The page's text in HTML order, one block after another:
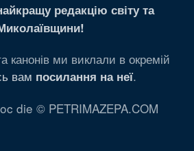
редакцію світу та
канонів ми виклали в окремій
вам посилання на неї.
die © PETRIMAZEPA.COM